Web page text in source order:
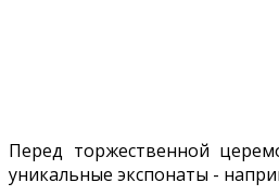
Перед торжественной
уникальные экспонаты -